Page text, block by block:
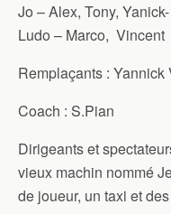
Jo – Alex, Tony,
Ludo – Marco, Vincent
Remplaçants : Yannick
Coach : S.Pian
Dirigeants et
vieux machin nommé
de joueur, un taxi et